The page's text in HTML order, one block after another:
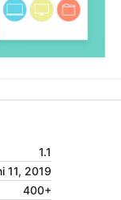
1.1
11, 2019
400+